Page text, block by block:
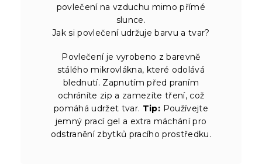
povlečení na vzduchu mimo přímé
slunce.
Jak si povlečení udržuje barvu a tvar?
Povlečení je vyrobeno z barevně
stálého mikrovlákna, které odolává
blednutí. Zapnutím před praním
ochráníte zip a zamezíte tření, což
pomáhá udržet tvar. Tip: Používejte
jemný prací gel a extra máchání pro
odstranění zbytků pracího prostředku.